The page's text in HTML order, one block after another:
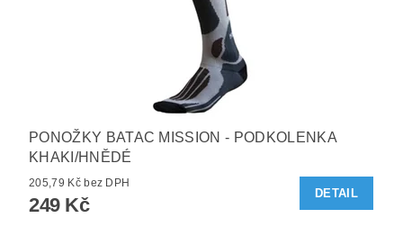
PONOŽKY BATAC MISSION - PODKOLENKA
KHAKI/HNĚDÉ
205,79 Kč bez DPH
249 Kč
DETAIL